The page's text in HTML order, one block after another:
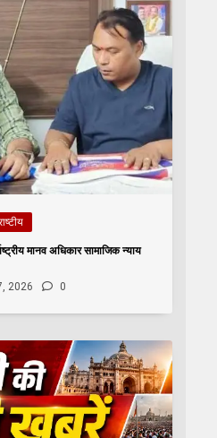
मानव अधिकार सामाजिक न्याय
2026 0